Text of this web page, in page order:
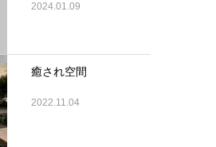
2024.01.09
癒され空間
2022.11.04